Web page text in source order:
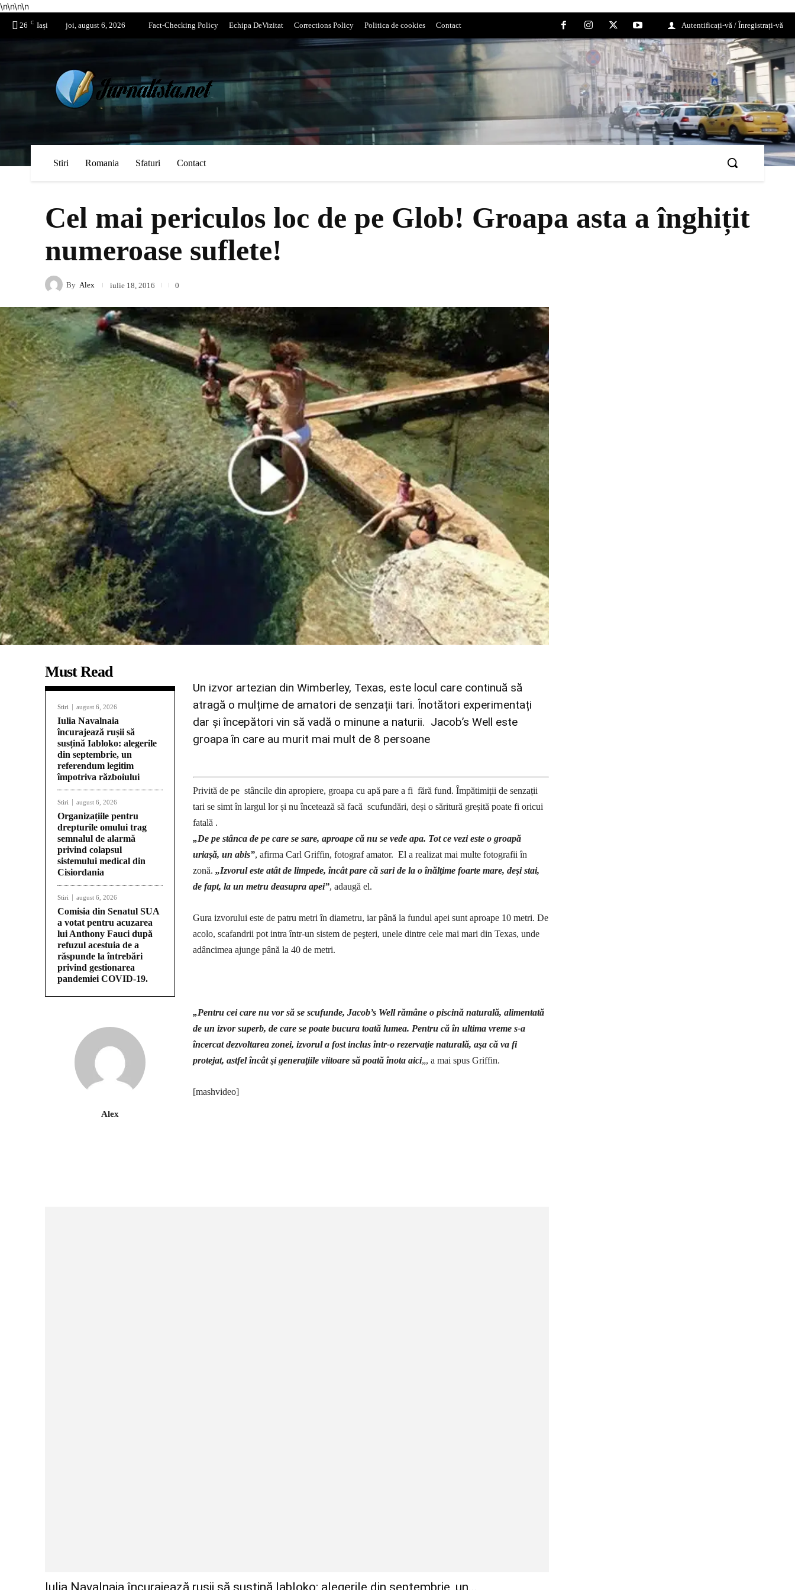
\n\n\n\n
26 C Iași joi, august 6, 2026 Fact-Checking Policy Echipa DeVizitat Corrections Policy Politica de cookies Contact Autentificați-vă / Înregistrați-vă
Stiri Romania Sfaturi Contact
Cel mai periculos loc de pe Glob! Groapa asta a înghițit
numeroase suflete!
By Alex iulie 18, 2016 0
Must Read
Stiri august 6, 2026
Iulia Navalnaia
încurajează rușii să
susțină Iabloko: alegerile
din septembrie, un
referendum legitim
împotriva războiului
Stiri august 6, 2026
Organizațiile pentru
drepturile omului trag
semnalul de alarmă
privind colapsul
sistemului medical din
Cisiordania
Stiri august 6, 2026
Comisia din Senatul SUA
a votat pentru acuzarea
lui Anthony Fauci după
refuzul acestuia de a
răspunde la întrebări
privind gestionarea
pandemiei COVID-19.
Alex
Un izvor artezian din Wimberley, Texas, este locul care continuă să
atragă o mulțime de amatori de senzații tari. Înotători experimentați
dar și începători vin să vadă o minune a naturii. Jacob’s Well este
groapa în care au murit mai mult de 8 persoane
Privită de pe stâncile din apropiere, groapa cu apă pare a fi fără fund. Împătimiții de senzații
tari se simt în largul lor și nu încetează să facă scufundări, deși o săritură greșită poate fi oricui
fatală .
„De pe stânca de pe care se sare, aproape că nu se vede apa. Tot ce vezi este o groapă
uriaşă, un abis”, afirma Carl Griffin, fotograf amator. El a realizat mai multe fotografii în
zonă. „Izvorul este atât de limpede, încât pare că sari de la o înălţime foarte mare, deşi stai,
de fapt, la un metru deasupra apei”, adaugă el.
Gura izvorului este de patru metri în diametru, iar până la fundul apei sunt aproape 10 metri. De
acolo, scafandrii pot intra într-un sistem de peşteri, unele dintre cele mai mari din Texas, unde
adâncimea ajunge până la 40 de metri.
„Pentru cei care nu vor să se scufunde, Jacob’s Well rămâne o piscină naturală, alimentată
de un izvor superb, de care se poate bucura toată lumea. Pentru că în ultima vreme s-a
încercat dezvoltarea zonei, izvorul a fost inclus într-o rezervaţie naturală, aşa că va fi
protejat, astfel încât şi generaţiile viitoare să poată înota aici„, a mai spus Griffin.
[mashvideo]
Iulia Navalnaia încurajează rușii să susțină Iabloko: alegerile din septembrie, un...